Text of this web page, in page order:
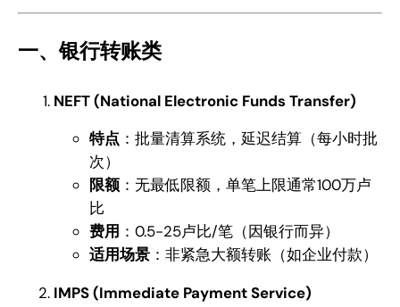
一、银行转账类
NEFT (National Electronic Funds Transfer)
特点 ：批量清算系统，延迟结算（每小时批
次）
限额 ：无最低限额，单笔上限通常100万卢
比
费用 ：0.5-25卢比/笔（因银行而异）
适用场景 ：非紧急大额转账（如企业付款）
IMPS (Immediate Payment Service)